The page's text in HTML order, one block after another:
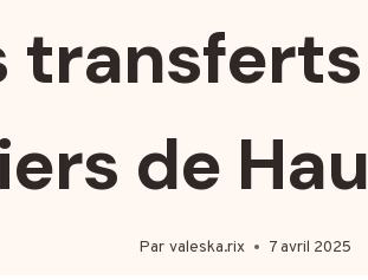
de
Par valeska.rix 7 avril 2025